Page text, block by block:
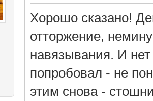
Хорошо сказано!
отторжение,
навязывания. И нет
попробовал - не
этим снова -